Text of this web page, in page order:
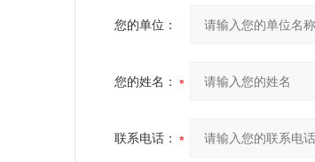
您的单位：
您的姓名：
联系电话：